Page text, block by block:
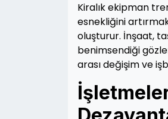
Kiralık ekipman
esnekliğini
oluşturur. İnşaat,
benimsendiği
arası değişim ve